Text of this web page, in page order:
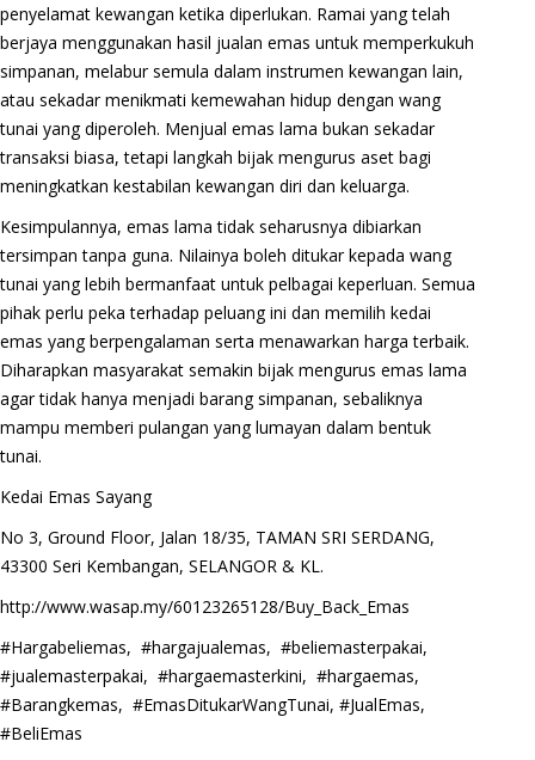
penyelamat kewangan ketika diperlukan. Ramai yang telah
berjaya menggunakan hasil jualan emas untuk memperkukuh
simpanan, melabur semula dalam instrumen kewangan lain,
atau sekadar menikmati kemewahan hidup dengan wang
tunai yang diperoleh. Menjual emas lama bukan sekadar
transaksi biasa, tetapi langkah bijak mengurus aset bagi
meningkatkan kestabilan kewangan diri dan keluarga.
Kesimpulannya, emas lama tidak seharusnya dibiarkan
tersimpan tanpa guna. Nilainya boleh ditukar kepada wang
tunai yang lebih bermanfaat untuk pelbagai keperluan. Semua
pihak perlu peka terhadap peluang ini dan memilih kedai
emas yang berpengalaman serta menawarkan harga terbaik.
Diharapkan masyarakat semakin bijak mengurus emas lama
agar tidak hanya menjadi barang simpanan, sebaliknya
mampu memberi pulangan yang lumayan dalam bentuk
tunai.
Kedai Emas Sayang
No 3, Ground Floor, Jalan 18/35, TAMAN SRI SERDANG,
43300 Seri Kembangan, SELANGOR & KL.
http://www.wasap.my/60123265128/Buy_Back_Emas
#Hargabeliemas, #hargajualemas, #beliemasterpakai,
#jualemasterpakai, #hargaemasterkini, #hargaemas,
#Barangkemas, #EmasDitukarWangTunai, #JualEmas,
#BeliEmas